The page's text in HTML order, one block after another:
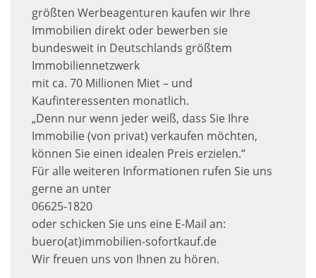
größten Werbeagenturen kaufen wir Ihre
Immobilien direkt oder bewerben sie
bundesweit in Deutschlands größtem
Immobiliennetzwerk
mit ca. 70 Millionen Miet – und
Kaufinteressenten monatlich.
„Denn nur wenn jeder weiß, dass Sie Ihre
Immobilie (von privat) verkaufen möchten,
können Sie einen idealen Preis erzielen.“
Für alle weiteren Informationen rufen Sie uns
gerne an unter
06625-1820
oder schicken Sie uns eine E-Mail an:
buero(at)immobilien-sofortkauf.de
Wir freuen uns von Ihnen zu hören.